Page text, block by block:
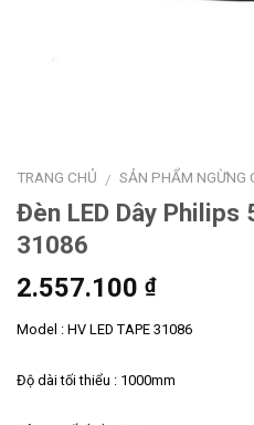
TRANG CHỦ / SẢN PHẨM NGỪNG
Đèn LED Dây Philips
31086
2.557.100 ₫
Model : HV LED TAPE 31086
Độ dài tối thiểu : 1000mm